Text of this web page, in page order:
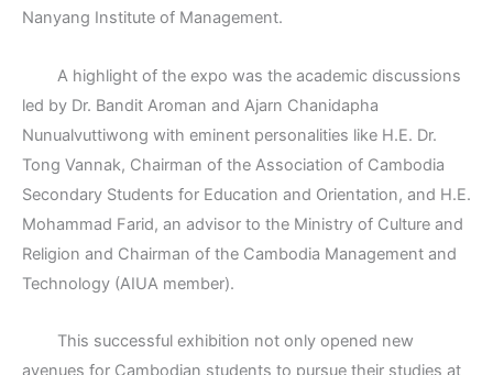
Nanyang Institute of Management.
A highlight of the expo was the academic discussions
led by Dr. Bandit Aroman and Ajarn Chanidapha
Nunualvuttiwong with eminent personalities like H.E. Dr.
Tong Vannak, Chairman of the Association of Cambodia
Secondary Students for Education and Orientation, and H.E.
Mohammad Farid, an advisor to the Ministry of Culture and
Religion and Chairman of the Cambodia Management and
Technology (AIUA member).
This successful exhibition not only opened new
avenues for Cambodian students to pursue their studies at